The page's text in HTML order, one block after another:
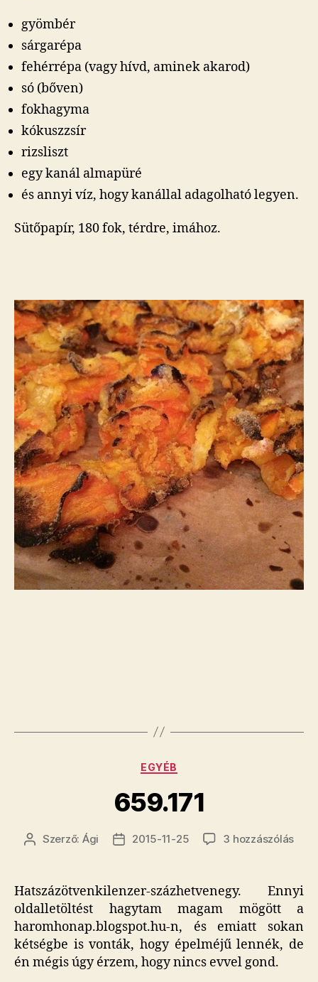
gyömbér
sárgarépa
fehérrépa (vagy hívd, aminek akarod)
só (bőven)
fokhagyma
kókuszzsír
rizsliszt
egy kanál almapüré
és annyi víz, hogy kanállal adagolható legyen.
Sütőpapír, 180 fok, térdre, imához.
Kategóriák
EGYÉB
659.171
Bejegyzés
Szerző: Ági
Bejegyzés
2015-11-25 3 hozzászólás
Hatszázötvenkilenzer-százhetvenegy. Ennyi
oldalletöltést hagytam magam mögött a
haromhonap.blogspot.hu-n, és emiatt sokan
kétségbe is vonták, hogy épelméjű lennék, de
én mégis úgy érzem, hogy nincs evvel gond.